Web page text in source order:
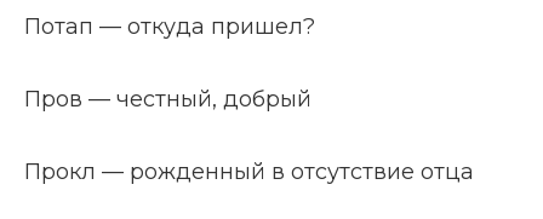
Потап — откуда пришел?
Пров — честный, добрый
Прокл — рожденный в отсутствие отца